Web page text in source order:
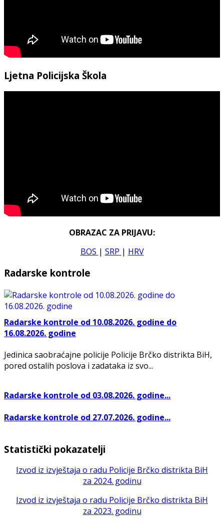
Ljetna Policijska Škola
OBRAZAC ZA PRIJAVU:
BOS | SRP | HRV
Radarske kontrole
Radarske kontrole od 10.08.2026. godine do
16.08.2026. godine
Jedinica saobraćajne policije Policije Brčko distrikta BiH,
pored ostalih poslova i zadataka iz svo...
Radarske kontrole od 03.08.2026. godine...
Radarske kontrole od 27.07.2026. godine...
Statistički pokazatelji
Izvod iz izvještaja o radu Policije Brčko distrikta BiH
za 2024. godinu
Izvod iz izvještaja o radu Policije Brčko distrikta BiH
za 2023. godinu